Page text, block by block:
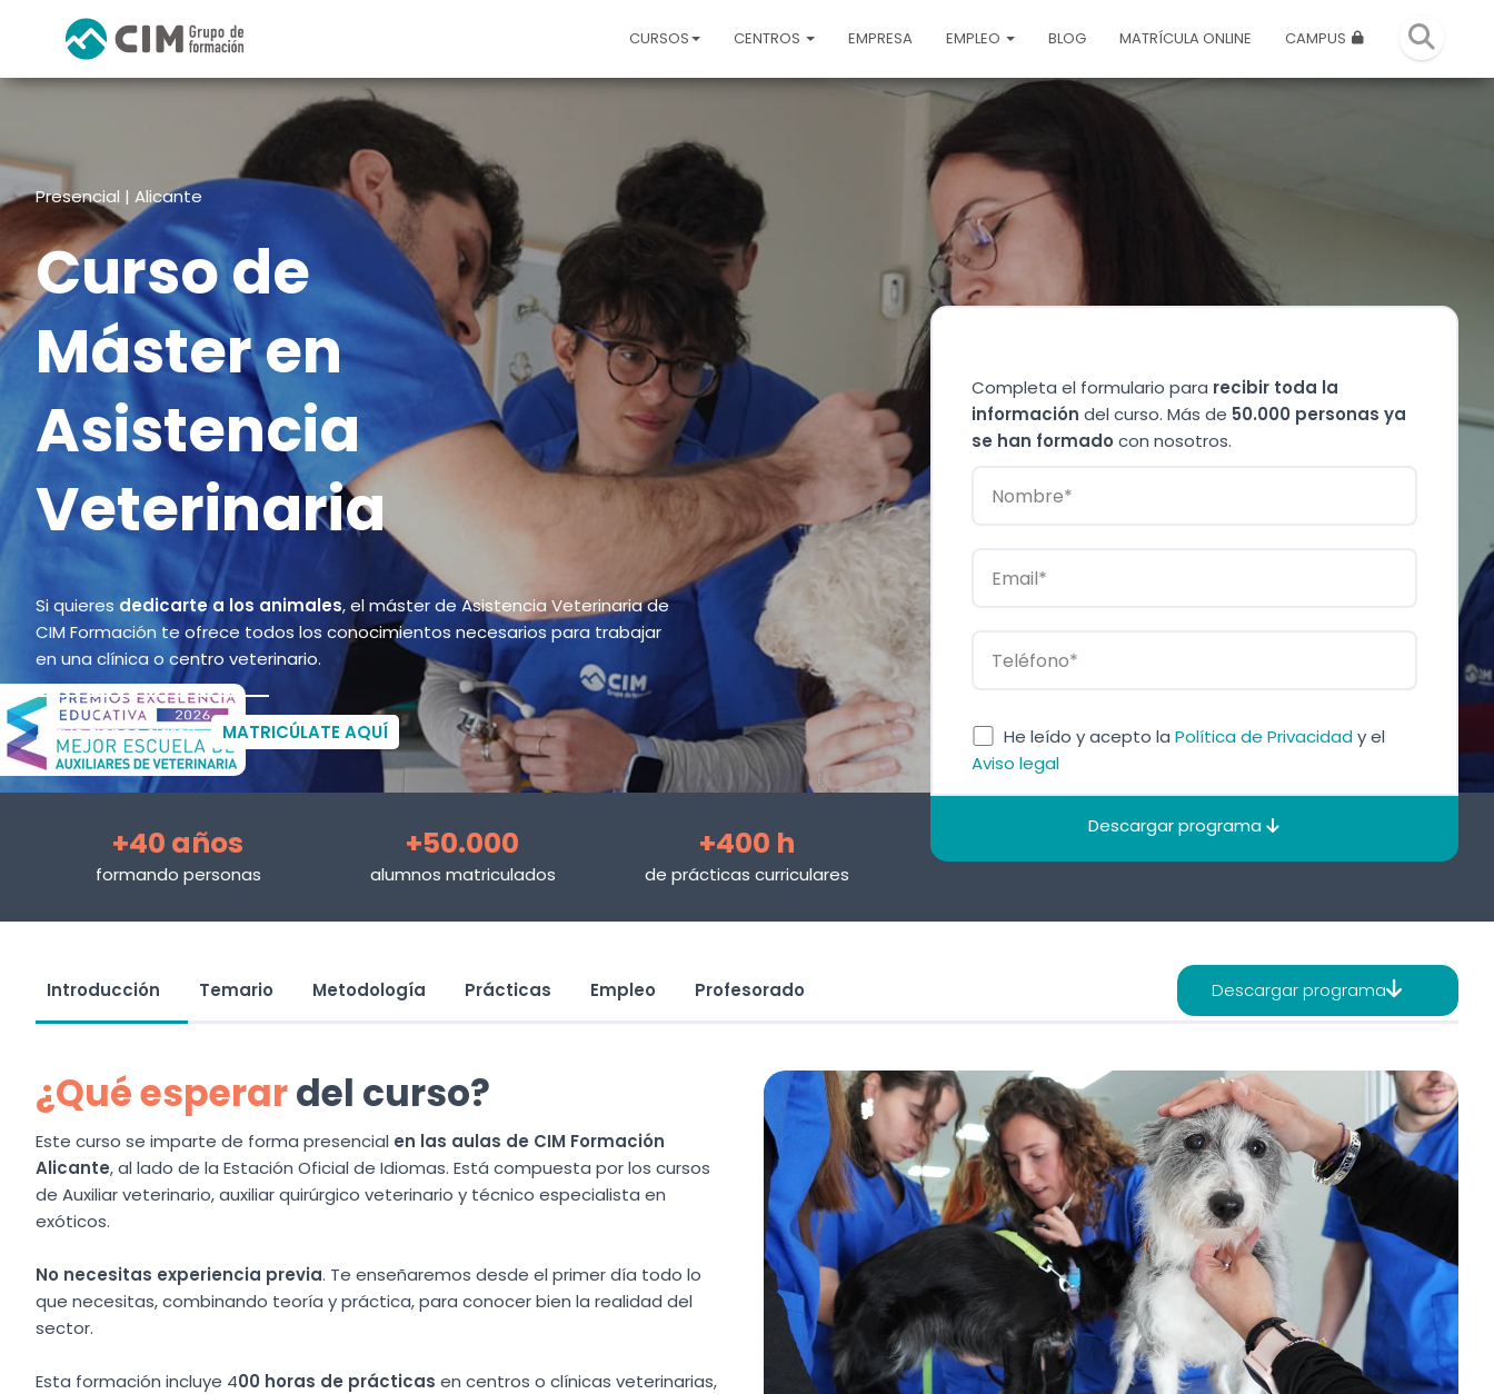
CURSOS CENTROS EMPRESA EMPLEO BLOG MATRÍCULA ONLINE CAMPUS
Presencial | Alicante
Curso de
Máster en
Asistencia
Veterinaria
Si quieres dedicarte a los animales, el máster de Asistencia Veterinaria de
CIM Formación te ofrece todos los conocimientos necesarios para trabajar
en una clínica o centro veterinario.
¿Ya lo tienes claro? MATRICÚLATE AQUÍ
Completa el formulario para recibir toda la
información del curso. Más de 50.000 personas ya
se han formado con nosotros.
He leído y acepto la Política de Privacidady el
Aviso legal
Descargar programa
+40 años
formando personas
+50.000
alumnos matriculados
+400 h
de prácticas curriculares
Introducción Temario Metodología Prácticas Empleo Profesorado Descargar programa
¿Qué esperardel curso?
Este curso se imparte de forma presencial en las aulas de CIM Formación
Alicante, al lado de la Estación Oficial de Idiomas. Está compuesta por los cursos
de Auxiliar veterinario, auxiliar quirúrgico veterinario y técnico especialista en
exóticos.
No necesitas experiencia previa. Te enseñaremos desde el primer día todo lo
que necesitas, combinando teoría y práctica, para conocer bien la realidad del
sector.
Esta formación incluye 400 horas de prácticas en centros o clínicas veterinarias,